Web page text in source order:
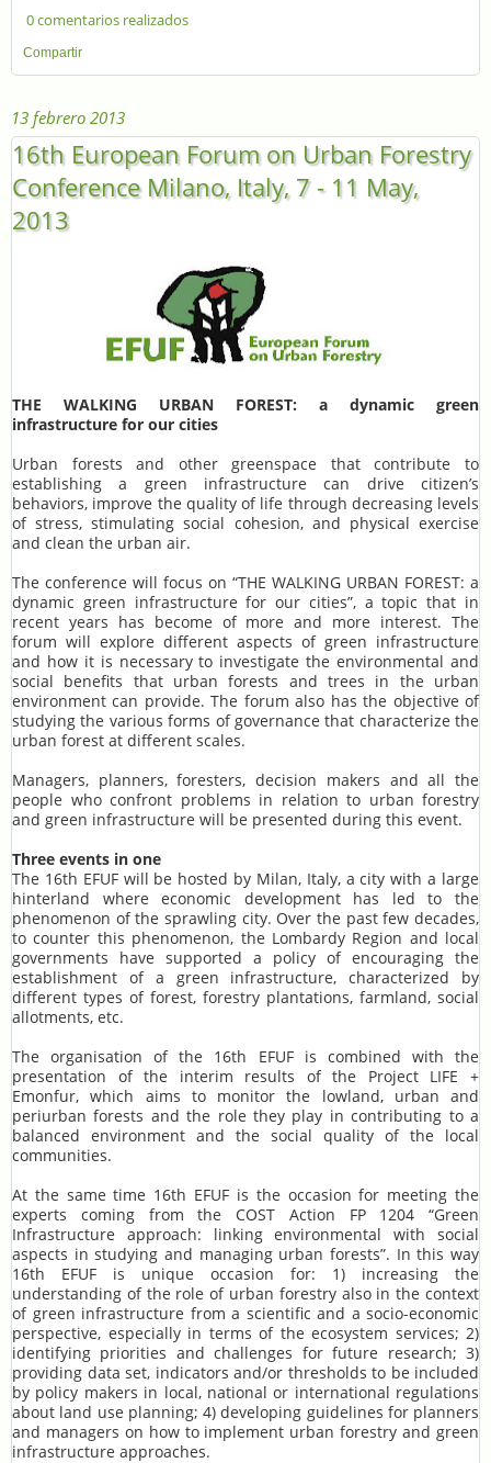
0 comentarios realizados
Compartir
13 febrero 2013
16th European Forum on Urban Forestry
Conference Milano, Italy, 7 - 11 May,
2013
THE WALKING URBAN FOREST: a dynamic green
infrastructure for our cities
Urban forests and other greenspace that contribute to
establishing a green infrastructure can drive citizen’s
behaviors, improve the quality of life through decreasing levels
of stress, stimulating social cohesion, and physical exercise
and clean the urban air.
The conference will focus on “THE WALKING URBAN FOREST: a
dynamic green infrastructure for our cities”, a topic that in
recent years has become of more and more interest. The
forum will explore different aspects of green infrastructure
and how it is necessary to investigate the environmental and
social benefits that urban forests and trees in the urban
environment can provide. The forum also has the objective of
studying the various forms of governance that characterize the
urban forest at different scales.
Managers, planners, foresters, decision makers and all the
people who confront problems in relation to urban forestry
and green infrastructure will be presented during this event.
Three events in one
The 16th EFUF will be hosted by Milan, Italy, a city with a large
hinterland where economic development has led to the
phenomenon of the sprawling city. Over the past few decades,
to counter this phenomenon, the Lombardy Region and local
governments have supported a policy of encouraging the
establishment of a green infrastructure, characterized by
different types of forest, forestry plantations, farmland, social
allotments, etc.
The organisation of the 16th EFUF is combined with the
presentation of the interim results of the Project LIFE +
Emonfur, which aims to monitor the lowland, urban and
periurban forests and the role they play in contributing to a
balanced environment and the social quality of the local
communities.
At the same time 16th EFUF is the occasion for meeting the
experts coming from the COST Action FP 1204 “Green
Infrastructure approach: linking environmental with social
aspects in studying and managing urban forests”. In this way
16th EFUF is unique occasion for: 1) increasing the
understanding of the role of urban forestry also in the context
of green infrastructure from a scientific and a socio-economic
perspective, especially in terms of the ecosystem services; 2)
identifying priorities and challenges for future research; 3)
providing data set, indicators and/or thresholds to be included
by policy makers in local, national or international regulations
about land use planning; 4) developing guidelines for planners
and managers on how to implement urban forestry and green
infrastructure approaches.